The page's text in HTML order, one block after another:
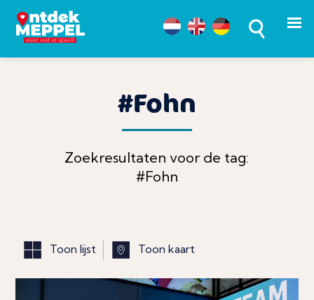
#Fohn
Zoekresultaten voor de tag:
#Fohn
Toon lijst Toon kaart